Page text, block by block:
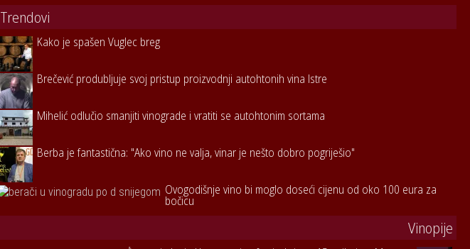
Trendovi
Kako je spašen Vuglec breg
Brečević produbljuje svoj pristup proizvodnji autohtonih vina Istre
Mihelić odlučio smanjiti vinograde i vratiti se autohtonim sortama
Berba je fantastična: "Ako vino ne valja, vinar je nešto dobro pogriješio"
Ovogodišnje vino bi moglo doseći cijenu od oko 100 eura za
bočicu
Vinopije